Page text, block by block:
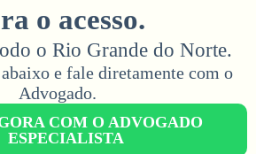
o acesso.
o Rio Grande do Norte.
e fale diretamente com o
Advogado.​
COM O ADVOGADO
ESPECIALISTA